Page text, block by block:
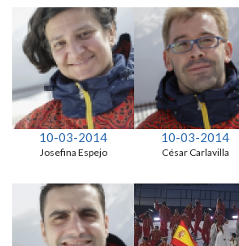
10-03-2014
Josefina Espejo
10-03-2014
César Carlavilla